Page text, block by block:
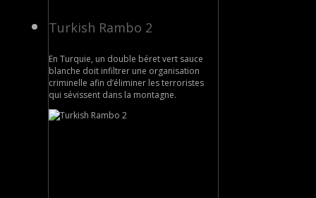
Turkish Rambo 2
En Turquie, un double béret vert sauce
blanche doit infiltrer une organisation
criminelle afin d’éliminer les terroristes
qui sévissent dans la montagne.